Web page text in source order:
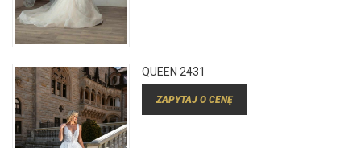
QUEEN 2431
ZAPYTAJ O CENĘ